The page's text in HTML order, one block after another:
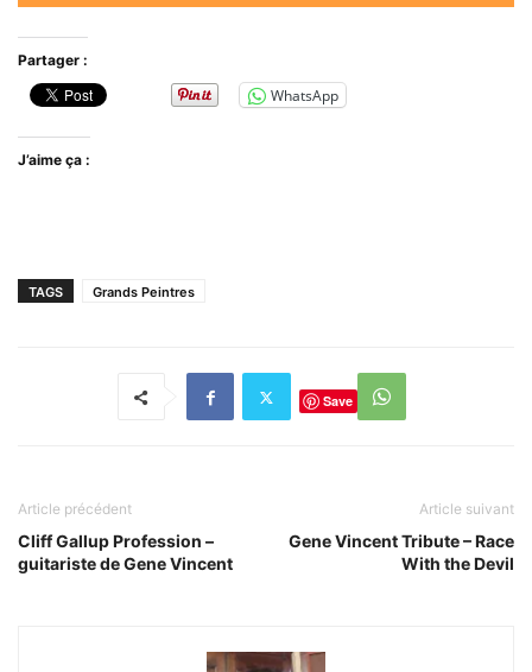
Partager :
WhatsApp
J’aime ça :
TAGS Grands Peintres
Save
Article précédent
Cliff Gallup Profession –
guitariste de Gene Vincent
Article suivant
Gene Vincent Tribute – Race
With the Devil